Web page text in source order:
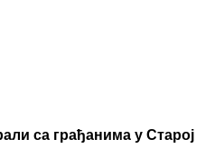
са грађанима у Старој